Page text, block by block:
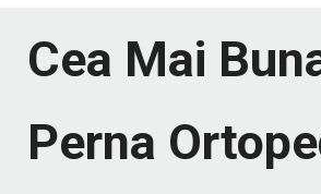
Cea Mai
Perna